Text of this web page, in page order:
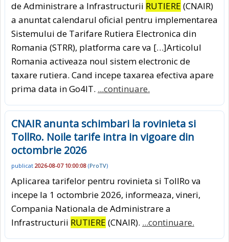
de Administrare a Infrastructurii RUTIERE (CNAIR)
a anuntat calendarul oficial pentru implementarea
Sistemului de Tarifare Rutiera Electronica din
Romania (STRR), platforma care va […]Articolul
Romania activeaza noul sistem electronic de
taxare rutiera. Cand incepe taxarea efectiva apare
prima data in Go4IT. ...continuare.
CNAIR anunta schimbari la rovinieta si
TollRo. Noile tarife intra in vigoare din
octombrie 2026
publicat 2026-08-07 10:00:08 (ProTV)
Aplicarea tarifelor pentru rovinieta si TollRo va
incepe la 1 octombrie 2026, informeaza, vineri,
Compania Nationala de Administrare a
Infrastructurii RUTIERE (CNAIR). ...continuare.